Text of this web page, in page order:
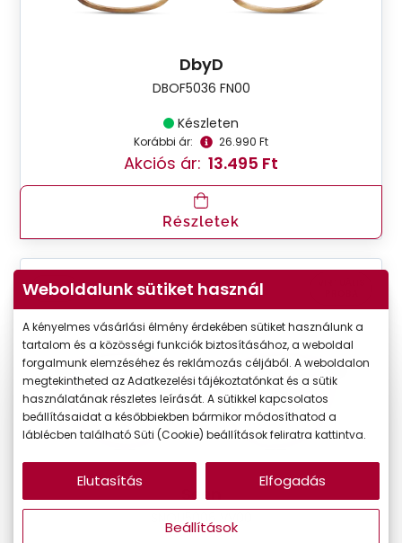
DbyD
DBOF5036 FN00
Készleten
Korábbi ár: 26.990 Ft
Akciós ár: 13.495 Ft
Részletek
-50%
Seen
SNOU5006 VV00
Weboldalunk sütiket használ
A kényelmes vásárlási élmény érdekében sütiket használunk a
tartalom és a közösségi funkciók biztosításához, a weboldal
forgalmunk elemzéséhez és reklámozás céljából. A weboldalon
megtekintheted az Adatkezelési tájékoztatónkat és a sütik
használatának részletes leírását. A sütikkel kapcsolatos
beállításaidat a későbbiekben bármikor módosíthatod a
láblécben található Süti (Cookie) beállítások feliratra kattintva.
Beállítások
Elutasítás Elfogadás